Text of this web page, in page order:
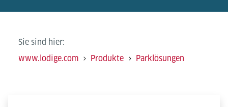
Sie sind hier:
www.lodige.com
Produkte Parklösungen